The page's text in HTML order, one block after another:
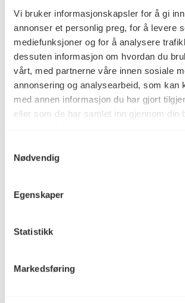
Vi bruker informasjonskapsler for å gi
annonser et personlig preg, for å levere
mediefunksjoner og for å analysere
dessuten informasjon om hvordan du
vårt, med partnerne våre innen sosiale
annonsering og analysearbeid, som kan
med annen informasjon du har gjort
eller som de har samlet inn gjennom din
Nødvendig
Egenskaper
Statistikk
Markedsføring
2016
Kunstnere
Aleksi Wildhagen
Alexi Wildhagen
Teknikk og
materiale
Kull og oljepastell på
tegninger er